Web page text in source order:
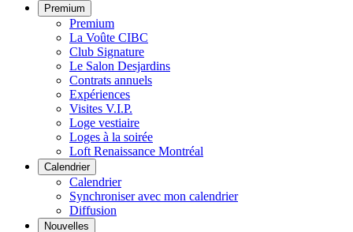
Premium
Premium
La Voûte CIBC
Club Signature
Le Salon Desjardins
Contrats annuels
Expériences
Visites V.I.P.
Loge vestiaire
Loges à la soirée
Loft Renaissance Montréal
Calendrier
Calendrier
Synchroniser avec mon calendrier
Diffusion
Nouvelles